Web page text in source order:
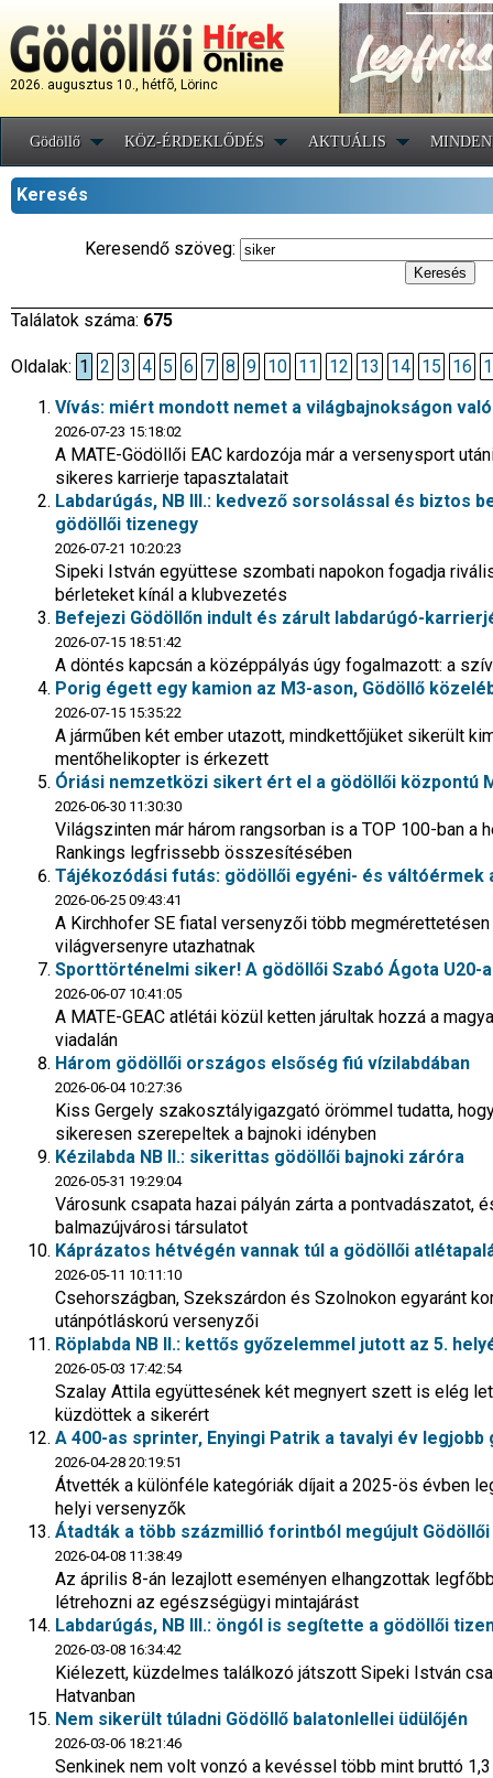
2026. augusztus 10., hétfõ, Lörinc
Gödöllő KÖZ-ÉRDEKLŐDÉS AKTUÁLIS
Keresés
Keresendő szöveg:
Találatok száma: 675
Oldalak: 1 2 3 4 5 6 7 8 9 10 11 12 13 14 15 16
Vívás: miért mondott nemet a világbajnokságon
2026-07-23 15:18:02
A MATE-Gödöllői EAC kardozója már a versenysport
sikeres karrierje tapasztalatait
Labdarúgás, NB III.: kedvező sorsolással és biztos
gödöllői tizenegy
2026-07-21 10:20:23
Sipeki István együttese szombati napokon fogadja
bérleteket kínál a klubvezetés
Befejezi Gödöllőn indult és zárult labdarúgó-
2026-07-15 18:51:42
A döntés kapcsán a középpályás úgy fogalmazott: a
Porig égett egy kamion az M3-ason, Gödöllő
2026-07-15 15:35:22
A járműben két ember utazott, mindkettőjüket sikerült
mentőhelikopter is érkezett
Óriási nemzetközi sikert ért el a gödöllői központú
2026-06-30 11:30:30
Világszinten már három rangsorban is a TOP 100-ban a
Rankings legfrissebb összesítésében
Tájékozódási futás: gödöllői egyéni- és váltóérmek
2026-06-25 09:43:41
A Kirchhofer SE fiatal versenyzői több
világversenyre utazhatnak
Sporttörténelmi siker! A gödöllői Szabó Ágota
2026-06-07 10:41:05
A MATE-GEAC atlétái közül ketten járultak hozzá a
viadalán
Három gödöllői országos elsőség fiú vízilabdában
2026-06-04 10:27:36
Kiss Gergely szakosztályigazgató örömmel tudatta,
sikeresen szerepeltek a bajnoki idényben
Kézilabda NB II.: sikerittas gödöllői bajnoki záróra
2026-05-31 19:29:04
Városunk csapata hazai pályán zárta a pontvadászatot,
balmazújvárosi társulatot
Káprázatos hétvégén vannak túl a gödöllői
2026-05-11 10:11:10
Csehországban, Szekszárdon és Szolnokon egyaránt
utánpótláskorú versenyzői
Röplabda NB II.: kettős győzelemmel jutott az 5.
2026-05-03 17:42:54
Szalay Attila együttesének két megnyert szett is elég
küzdöttek a sikerért
A 400-as sprinter, Enyingi Patrik a tavalyi év
2026-04-28 20:19:51
Átvették a különféle kategóriák díjait a 2025-ös évben
helyi versenyzők
Átadták a több százmillió forintból megújult
2026-04-08 11:38:49
Az április 8-án lezajlott eseményen elhangzottak
létrehozni az egészségügyi mintajárást
Labdarúgás, NB III.: öngól is segítette a gödöllői
2026-03-08 16:34:42
Kiélezett, küzdelmes találkozó játszott Sipeki István
Hatvanban
Nem sikerült túladni Gödöllő balatonlellei üdülőjén
2026-03-06 18:21:46
Senkinek nem volt vonzó a kevéssel több mint bruttó